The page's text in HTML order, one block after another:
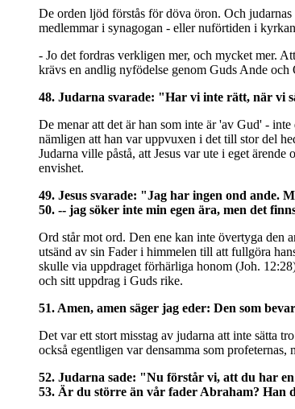
De orden ljöd förstås för döva öron. Och
medlemmar i synagogan - eller nuförtiden i
- Jo det fordras verkligen mer, och mycket mer.
krävs en andlig nyfödelse genom Guds Ande
48. Judarna svarade: "Har vi inte rätt, när vi
De menar att det är han som inte är 'av Gud' -
nämligen att han var uppvuxen i det till stor del
Judarna ville påstå, att Jesus var ute i eget
envishet.
49. Jesus svarade: "Jag har ingen ond ande.
50. -- jag söker inte min egen ära, men det
Ord står mot ord. Den ene kan inte övertyga den
utsänd av sin Fader i himmelen till att fullgöra
skulle via uppdraget förhärliga honom (Joh.
och sitt uppdrag i Guds rike.
51. Amen, amen säger jag eder: Den som
Det var ett stort misstag av judarna att inte sätta
också egentligen var densamma som
52. Judarna sade: "Nu förstår vi, att du har
53. Är du större än vår fader Abraham? Han